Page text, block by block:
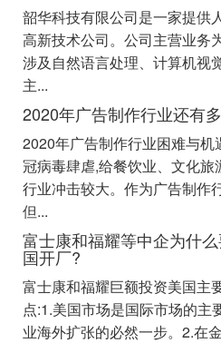
韶华科技有限公司是一家提供
高新技术公司。公司主营业务
涉及自然语言处理、计算机视
主...
2020年广告制作行业还有
2020年广告制作行业困难与
冠病毒肆虐,给餐饮业、文化
行业冲击较大。作为广告制作
但...
富士康和福耀等中企为什
国开厂?
富士康和福耀巨额投资美国主
点:1.美国市场是国际市场的主
业海外扩张的必然一步。2.在